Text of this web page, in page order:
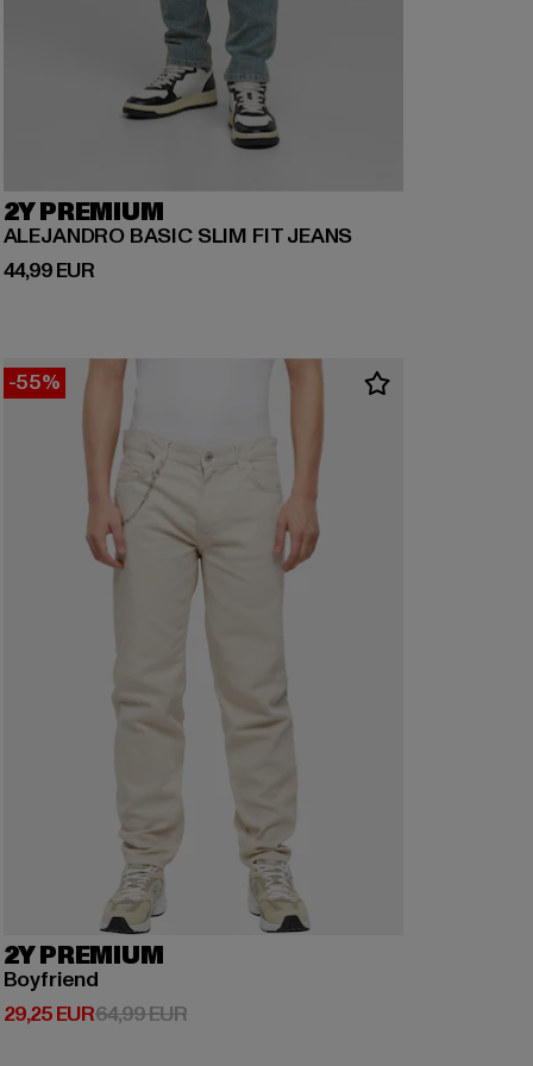
2Y PREMIUM
ALEJANDRO BASIC SLIM FIT JEANS
44,99 EUR
Derzeitiger Preis: 44,99 EUR
-55%
2Y PREMIUM
Boyfriend
29,25 EUR
Derzeitiger Preis: 29,25 EUR
64,99 EURAktionspreis: 64,99 EUR